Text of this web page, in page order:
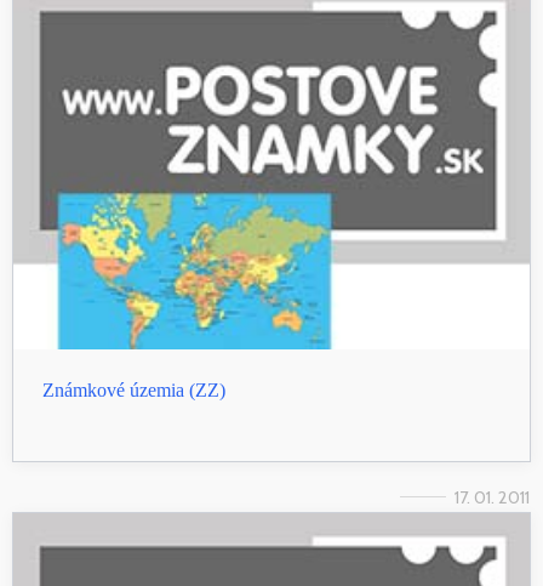
Známkové územia (ZZ)
17. 01. 2011